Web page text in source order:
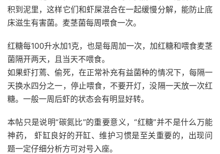
积到泥里，这样它们和虾屎混合在一起缓慢分解，能防止底
床滋生有害菌。麦茎菌每周喂食一次。
红糖每100升水加1克，也是每周加一次，加红糖和喂食麦茎
菌隔开两天，且当天不喂食。
如果虾打蔫、偷死，在正常补充有益菌种的情况下，每隔一
天换水四分之一，停止喂食，不要开灯，没隔一天放一次红
糖。一般一周后虾的状态会有明显好转。
本帖只是说明“碳氮比”的重要意义，“红糖”并不是什么万能
神药， 虾缸良好的开缸、维护习惯是至关重要的，出现问
题一定仔细分析方可对号入座。